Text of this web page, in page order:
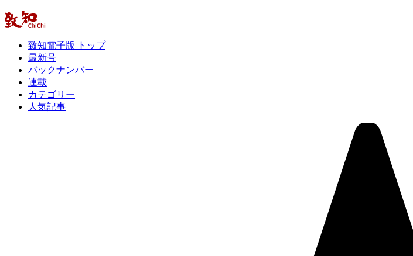
致知電子版 トップ
最新号
バックナンバー
連載
カテゴリー
人気記事